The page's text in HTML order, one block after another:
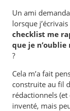
Un ami
lorsque
checklist me
que je n’oublie
?
Cela m’a fait
construite au fil
rédactionnels (et
inventé, mais